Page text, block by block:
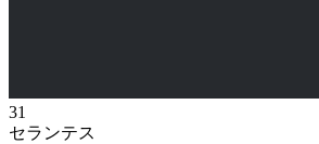
31
セランテス